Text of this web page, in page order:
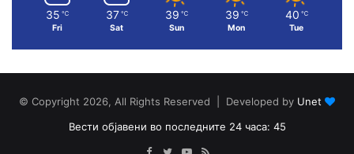
35 ℃
Fri
37 ℃
Sat
39 ℃
Sun
39 ℃
Mon
40 ℃
Tue
© Copyright 2026, All Rights Reserved | Developed by Unet
Вести објавени во последните 24 часа: 45
Facebook
TwitterYouTube
RSS